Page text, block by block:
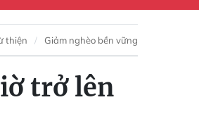
thiện Giảm nghèo bền vững
trở lên